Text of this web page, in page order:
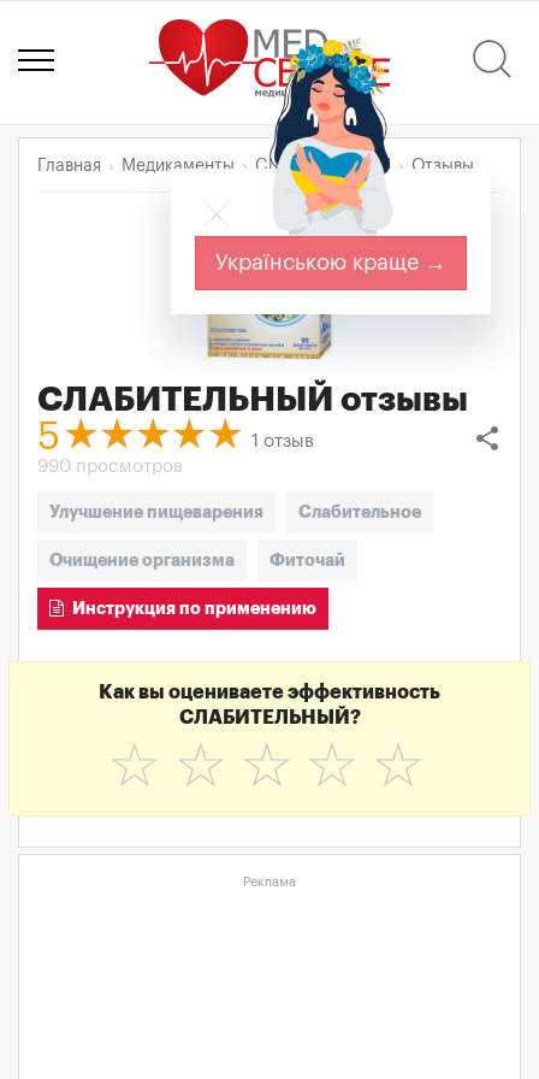
Главная Медикаменты СЛАБИТЕЛЬНЫЙ Отзывы
СЛАБИТЕЛЬНЫЙ отзывы
share
5 1 отзыв
990 просмотров
Улучшение пищеварения Слабительное
Очищение организма Фиточай
Инструкция по применению
Как вы оцениваете эффективность
СЛАБИТЕЛЬНЫЙ?
☆
☆
☆
☆
☆
Реклама
Українською краще →